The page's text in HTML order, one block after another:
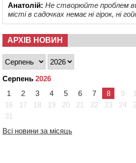
Анатолій: Не створюйте проблем
місті в садочках немає ні гірок, ні
АРХІВ НОВИН
Серпень 2026
1
2 3 4 5 6 7 8 9
16
17 18 19 20 21 22 23 24
31
Всі новини за місяць